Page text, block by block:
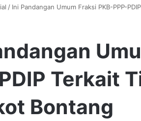
/ Ini Pandangan Umum Fraksi PKB-PPP-
Terkait
Bontang